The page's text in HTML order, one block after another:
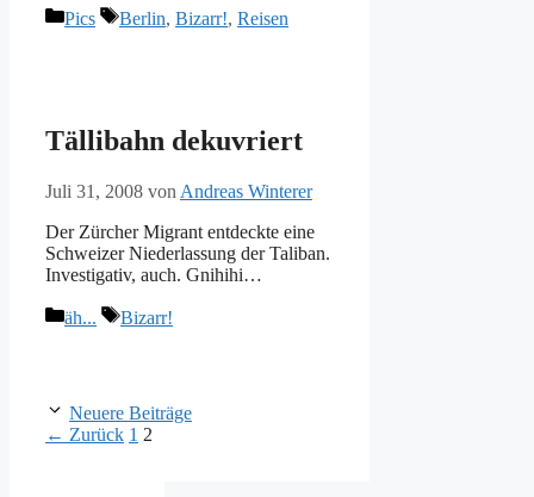
Kategorien
Pics Schlagwörter
Berlin, Bizarr!, Reisen
Tällibahn dekuvriert
Juli 31, 2008 von Andreas Winterer
Der Zürcher Migrant entdeckte eine
Schweizer Niederlassung der Taliban.
Investigativ, auch. Gnihihi…
Kategorien
äh... Schlagwörter
Bizarr!
Neuere Beiträge
← Zurück Seite
1 Seite
2